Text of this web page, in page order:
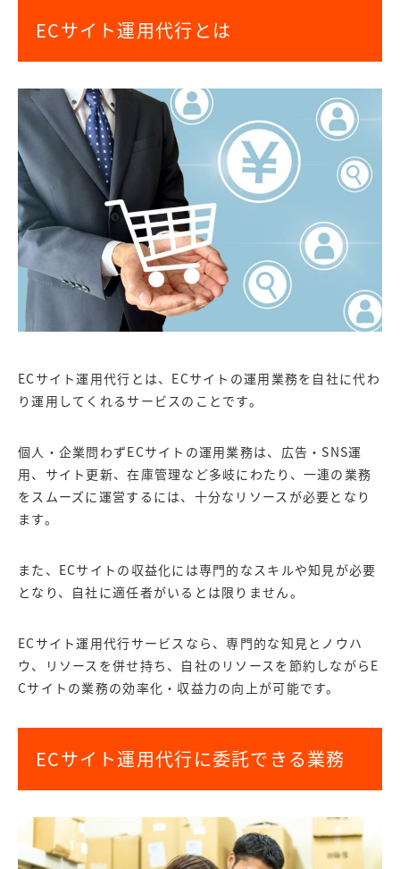
ECサイト運用代行とは
ECサイト運用代行とは、ECサイトの運用業務を自社に代わ
り運用してくれるサービスのことです。
個人・企業問わずECサイトの運用業務は、広告・SNS運
用、サイト更新、在庫管理など多岐にわたり、一連の業務
をスムーズに運営するには、十分なリソースが必要となり
ます。
また、ECサイトの収益化には専門的なスキルや知見が必要
となり、自社に適任者がいるとは限りません。
ECサイト運用代行サービスなら、専門的な知見とノウハ
ウ、リソースを併せ持ち、自社のリソースを節約しながらE
Cサイトの業務の効率化・収益力の向上が可能です。
ECサイト運用代行に委託できる業務